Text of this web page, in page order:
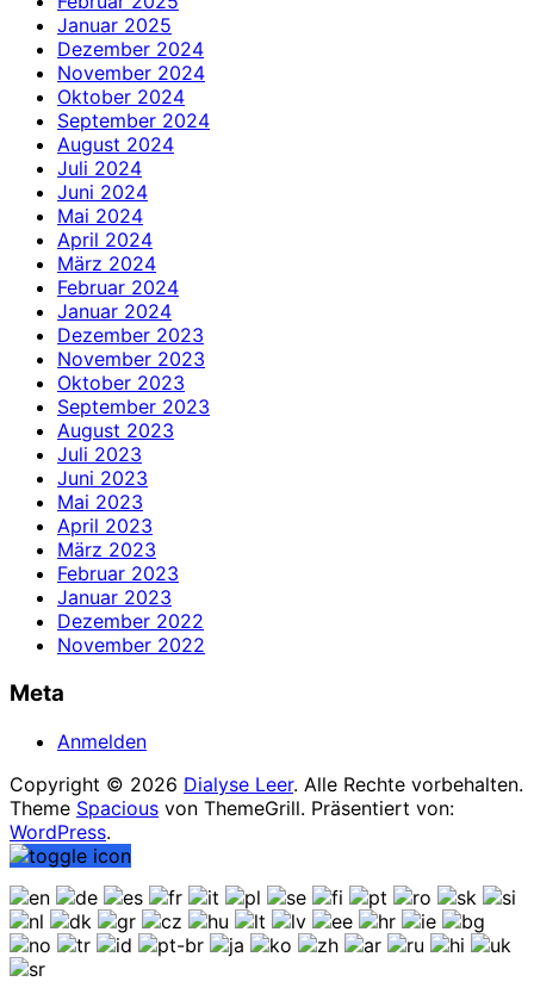
Januar 2025
Dezember 2024
November 2024
Oktober 2024
September 2024
August 2024
Juli 2024
Juni 2024
Mai 2024
April 2024
März 2024
Februar 2024
Januar 2024
Dezember 2023
November 2023
Oktober 2023
September 2023
August 2023
Juli 2023
Juni 2023
Mai 2023
April 2023
März 2023
Februar 2023
Januar 2023
Dezember 2022
November 2022
Meta
Anmelden
Copyright © 2026 Dialyse Leer. Alle Rechte vorbehalten.
Theme Spacious von ThemeGrill. Präsentiert von:
WordPress.